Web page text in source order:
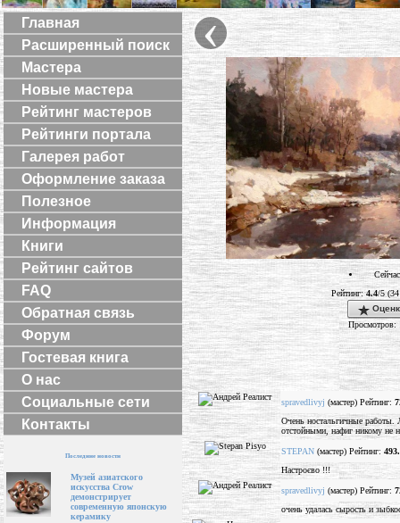
Главная
Расширенный поиск
Мастера
Новые мастера
Рейтинг мастеров
Рейтинги портала
Галерея работ
Оформление заказа
Полезное
Информация
Книги
Рейтинг сайтов
FAQ
Обратная связь
Форум
Гостевая книга
О нас
Социальные сети
Контакты
Последние новости
Музей азиатского
искусства Crow
демонстрирует
современную японскую
керамику
‹
Рейтинг:4.4/5 (34
Просмотров:
spravedlivyj (мастер) Рейтинг:
Очень ностальгичные работы.
отстойными, нафиг никому не
STEPAN (мастер) Рейтинг:
Настроєво !!!
spravedlivyj (мастер) Рейтинг:
очень удалась сырость и